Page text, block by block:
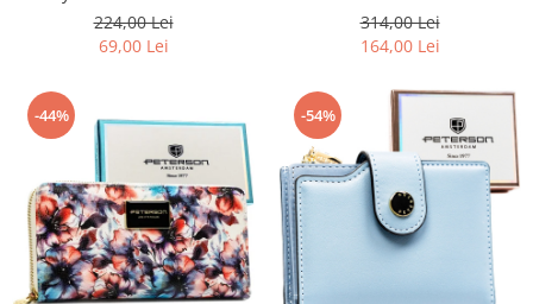
224,00 Lei
69,00 Lei
PX27-1-NPK BLUE
314,00 Lei
164,00 Lei
-44% -54%